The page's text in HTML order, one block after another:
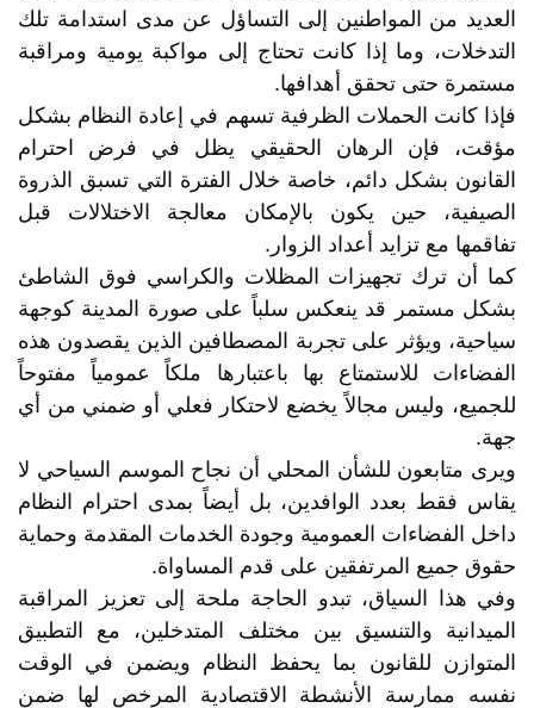
العديد من المواطنين إلى التساؤل عن مدى استدامة تلك
التدخلات، وما إذا كانت تحتاج إلى مواكبة يومية ومراقبة
مستمرة حتى تحقق أهدافها.
فإذا كانت الحملات الظرفية تسهم في إعادة النظام بشكل
مؤقت، فإن الرهان الحقيقي يظل في فرض احترام
القانون بشكل دائم، خاصة خلال الفترة التي تسبق الذروة
الصيفية، حين يكون بالإمكان معالجة الاختلالات قبل
تفاقمها مع تزايد أعداد الزوار.
كما أن ترك تجهيزات المظلات والكراسي فوق الشاطئ
بشكل مستمر قد ينعكس سلباً على صورة المدينة كوجهة
سياحية، ويؤثر على تجربة المصطافين الذين يقصدون هذه
الفضاءات للاستمتاع بها باعتبارها ملكاً عمومياً مفتوحاً
للجميع، وليس مجالاً يخضع لاحتكار فعلي أو ضمني من أي
جهة.
ويرى متابعون للشأن المحلي أن نجاح الموسم السياحي لا
يقاس فقط بعدد الوافدين، بل أيضاً بمدى احترام النظام
داخل الفضاءات العمومية وجودة الخدمات المقدمة وحماية
حقوق جميع المرتفقين على قدم المساواة.
وفي هذا السياق، تبدو الحاجة ملحة إلى تعزيز المراقبة
الميدانية والتنسيق بين مختلف المتدخلين، مع التطبيق
المتوازن للقانون بما يحفظ النظام ويضمن في الوقت
نفسه ممارسة الأنشطة الاقتصادية المرخص لها ضمن